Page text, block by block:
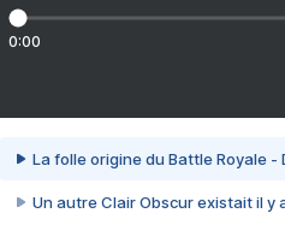
0:00
La folle origine du Battle Royale -
Un autre Clair Obscur existait il y